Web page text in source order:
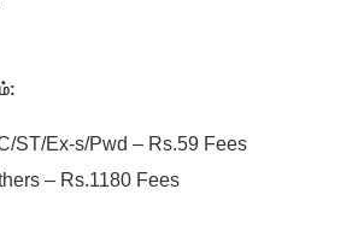
ST/Ex-s/Pwd – Rs.59 Fees
– Rs.1180 Fees